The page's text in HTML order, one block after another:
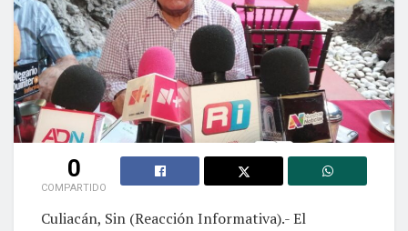
0
COMPARTIDO
Culiacán, Sin (Reacción Informativa).- El